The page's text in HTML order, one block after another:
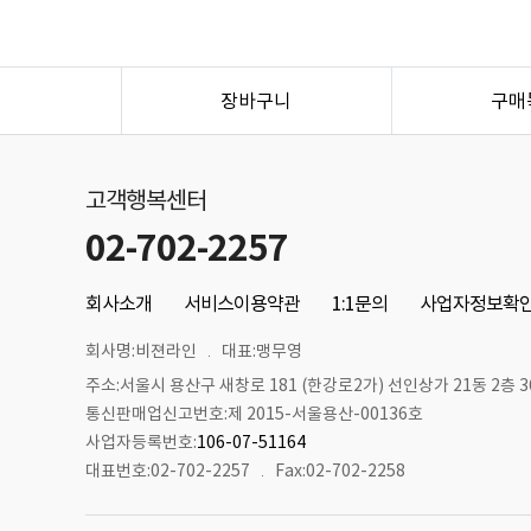
장바구니 구
고객행복센터
02-702-2257
회사소개 서비스이용약관 1:1문의 사업자정보확
회사명:비젼라인
대표:맹무영
주소:서울시 용산구 새창로 181 (한강로2가) 선인상가 21동 2층
통신판매업신고번호:제 2015-서울용산-00136호
사업자등록번호:106-07-51164
대표번호:02-702-2257
Fax:02-702-2258